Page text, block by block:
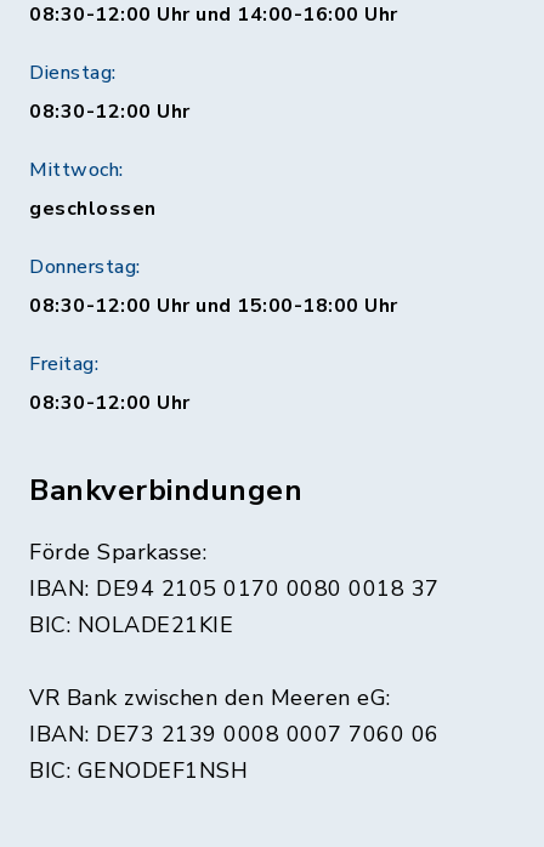
08:30-12:00 Uhr und 14:00-16:00 Uhr
Dienstag:
08:30-12:00 Uhr
Mittwoch:
geschlossen
Donnerstag:
08:30-12:00 Uhr und 15:00-18:00 Uhr
Freitag:
08:30-12:00 Uhr
Bankverbindungen
Förde Sparkasse:
IBAN: DE94 2105 0170 0080 0018 37
BIC: NOLADE21KIE
VR Bank zwischen den Meeren eG:
IBAN: DE73 2139 0008 0007 7060 06
BIC: GENODEF1NSH